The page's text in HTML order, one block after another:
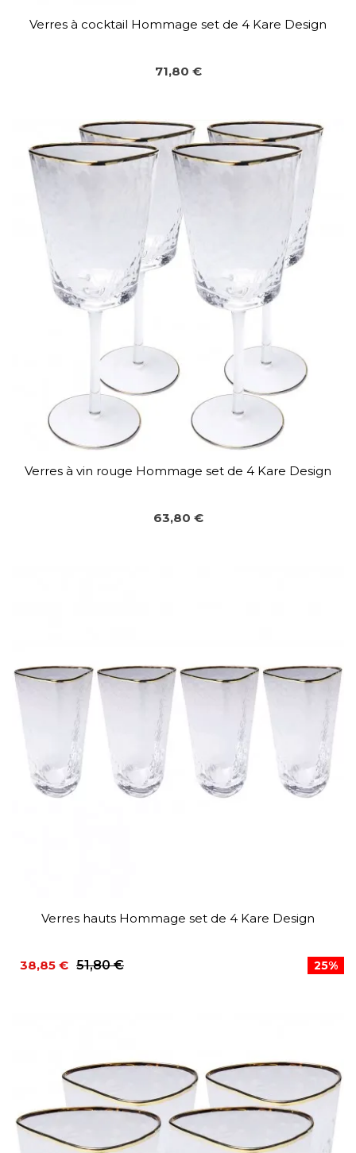
Verres à cocktail Hommage set de 4 Kare Design
71,80 €
Verres à vin rouge Hommage set de 4 Kare Design
63,80 €
Verres hauts Hommage set de 4 Kare Design
51,80 €
38,85 € 25%